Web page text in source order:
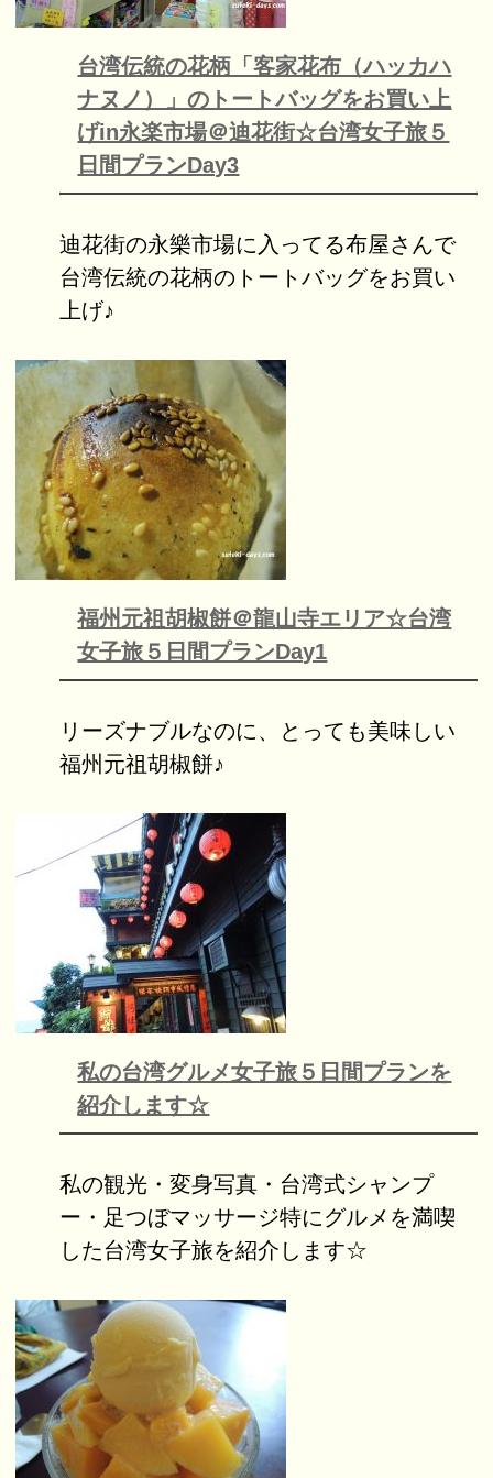
台湾伝統の花柄「客家花布（ハッカハ
ナヌノ）」のトートバッグをお買い上
げin永楽市場＠迪花街☆台湾女子旅５
日間プランDay3
迪花街の永樂市場に入ってる布屋さんで
台湾伝統の花柄のトートバッグをお買い
上げ♪
福州元祖胡椒餅＠龍山寺エリア☆台湾
女子旅５日間プランDay1
リーズナブルなのに、とっても美味しい
福州元祖胡椒餅♪
私の台湾グルメ女子旅５日間プランを
紹介します☆
私の観光・変身写真・台湾式シャンプ
ー・足つぼマッサージ特にグルメを満喫
した台湾女子旅を紹介します☆